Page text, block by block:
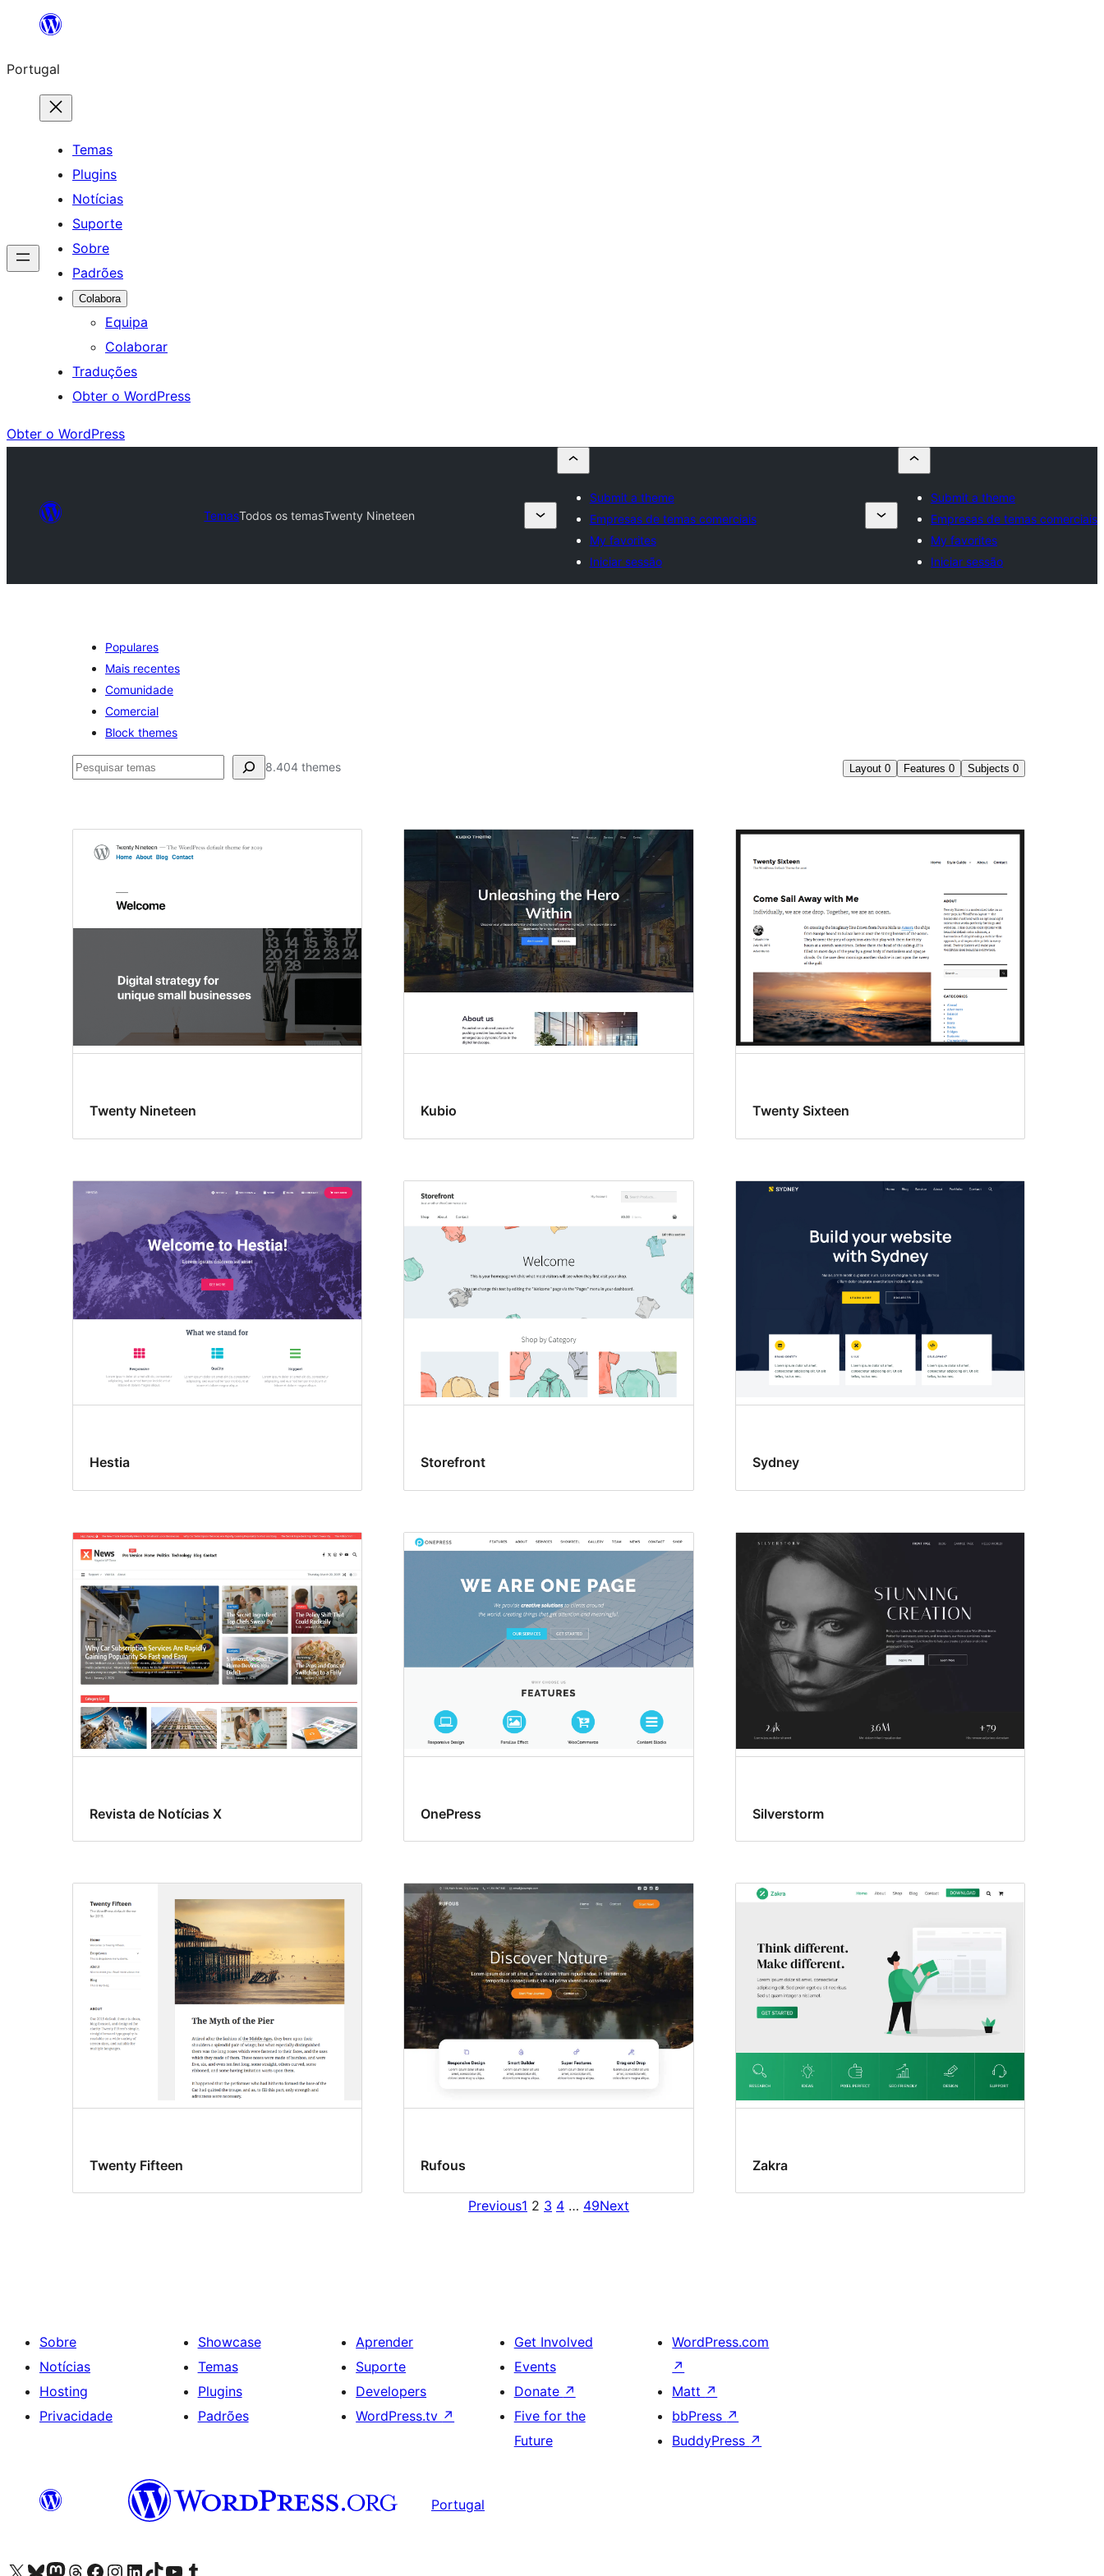
Saltar
o
conteúdo
Portugal
Temas
Plugins
Notícias
Suporte
Sobre
Padrões
Colabora
Equipa
Colaborar
Traduções
Obter o WordPress
Obter o WordPress
TemasTodos os temasTwenty Nineteen
Submit a theme
Empresas de temas comerciais
My favorites
Iniciar sessão
Submit a theme
Empresas de temas comerciais
My favorites
Iniciar sessão
Populares
Mais recentes
Comunidade
Comercial
Block themes
Pesquisar 8.404 themes Layout 0 Features 0 Subjects 0
Todos
Twenty Nineteen Kubio Twenty Sixteen
Hestia Storefront Sydney
Revista de Notícias X OnePress Silverstorm
Twenty Fifteen Rufous Zakra
Previous1 2 3 4 … 49Next
Sobre
Notícias
Hosting
Privacidade
Showcase
Temas
Plugins
Padrões
Aprender
Suporte
Developers
WordPress.tv ↗
Get Involved
Events
Donate ↗
Five for the
Future
WordPress.com
↗
Matt ↗
bbPress ↗
BuddyPress ↗
Portugal
Visite a nossa conta X (antigo Twitter)
Visit our Bluesky account
Visit our Mastodon account
Visit our Threads account
Visite a nossa página do Facebook
Visite a nossa conta no Instagram
Visite a nossa conta no LinkedIn
Visit our TikTok account
Visit our YouTube channel
Visit our Tumblr account